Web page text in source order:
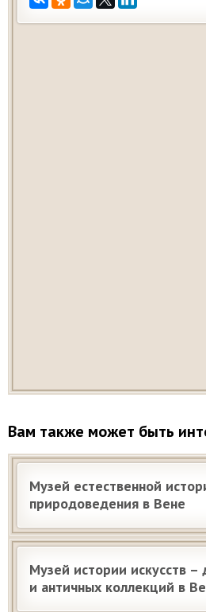
Вам также может быть
Музей естественной
природоведения в Вене
Музей истории искусств
и античных коллекций в